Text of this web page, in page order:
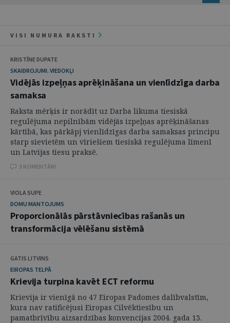
VISI NUMURA RAKSTI
KRISTĪNE DUPATE
SKAIDROJUMI. VIEDOKĻI
Vidējās izpeļņas aprēķināšana un vienlīdzīga darba
samaksa
Raksta mērķis ir norādīt uz Darba likuma tiesiskā
regulējuma nepilnībām vidējās izpeļņas aprēķināšanas
kārtībā, kas pārkāpj vienlīdzīgas darba samaksas principu
starp sievietēm un vīriešiem tiesiskā regulējuma līmenī
un Latvijas tiesu praksē.
3 KOMENTĀRI
VIOLA SUPE
DOMU MANTOJUMS
Proporcionālās pārstāvniecības rašanās un
transformācija vēlēšanu sistēmā
GATIS LITVINS
EIROPAS TELPĀ
Krievija turpina kavēt ECT reformu
Krievija ir vienīgā no 47 Eiropas Padomes dalībvalstīm,
kura nav ratificējusi Eiropas Cilvēktiesību un
pamatbrīvību aizsardzības konvencijas 2004. gada 13.